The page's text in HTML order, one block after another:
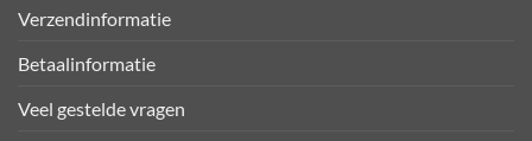
Verzendinformatie
Betaalinformatie
Veel gestelde vragen